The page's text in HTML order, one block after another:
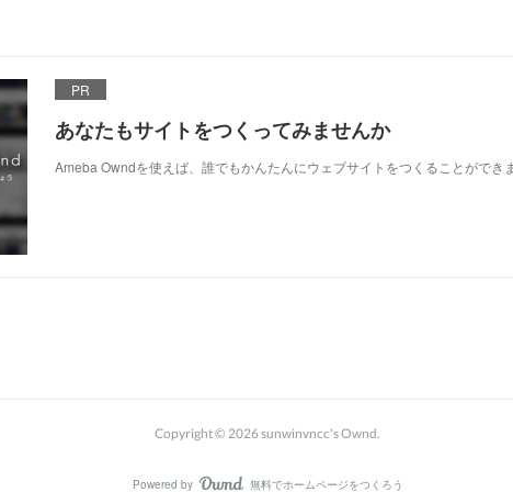
PR
あなたもサイトをつくってみませんか
Ameba Owndを使えば、誰でもかんたんにウェブサイトをつくることができ
Copyright © 2026sunwinvncc's Ownd.
Powered by 無料でホームページをつくろう